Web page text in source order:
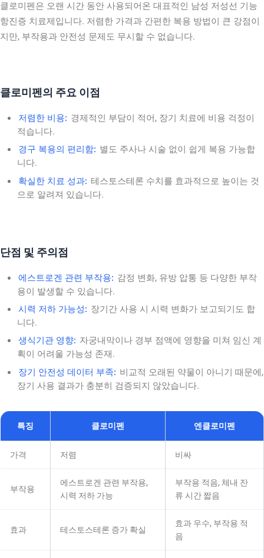
클로미펜은 오랜 시간 동안 사용되어온 대표적인 남성 저성선 기능
항진증 치료제입니다. 저렴한 가격과 간편한 복용 방법이 큰 강점이
지만, 부작용과 안전성 문제도 무시할 수 없습니다.
클로미펜의 주요 이점
저렴한 비용: 경제적인 부담이 적어, 장기 치료에 비용 걱정이
적습니다.
경구 복용의 편리함: 별도 주사나 시술 없이 쉽게 복용 가능합
니다.
확실한 치료 성과: 테스토스테론 수치를 효과적으로 높이는 것
으로 알려져 있습니다.
단점 및 주의점
에스트로겐 관련 부작용: 감정 변화, 유방 압통 등 다양한 부작
용이 발생할 수 있습니다.
시력 저하 가능성: 장기간 사용 시 시력 변화가 보고되기도 합
니다.
생식기관 영향: 자궁내막이나 경부 점액에 영향을 미쳐 임신 계
획이 어려울 가능성 존재.
장기 안전성 데이터 부족: 비교적 오래된 약물이 아니기 때문에,
장기 사용 결과가 충분히 검증되지 않았습니다.
특징 클로미펜 엔클로미펜
가격 저렴 비싸
부작용
에스트로겐 관련 부작용,
시력 저하 가능
부작용 적음, 체내 잔
류 시간 짧음
효과 테스토스테론 증가 확실
효과 우수, 부작용 적
음